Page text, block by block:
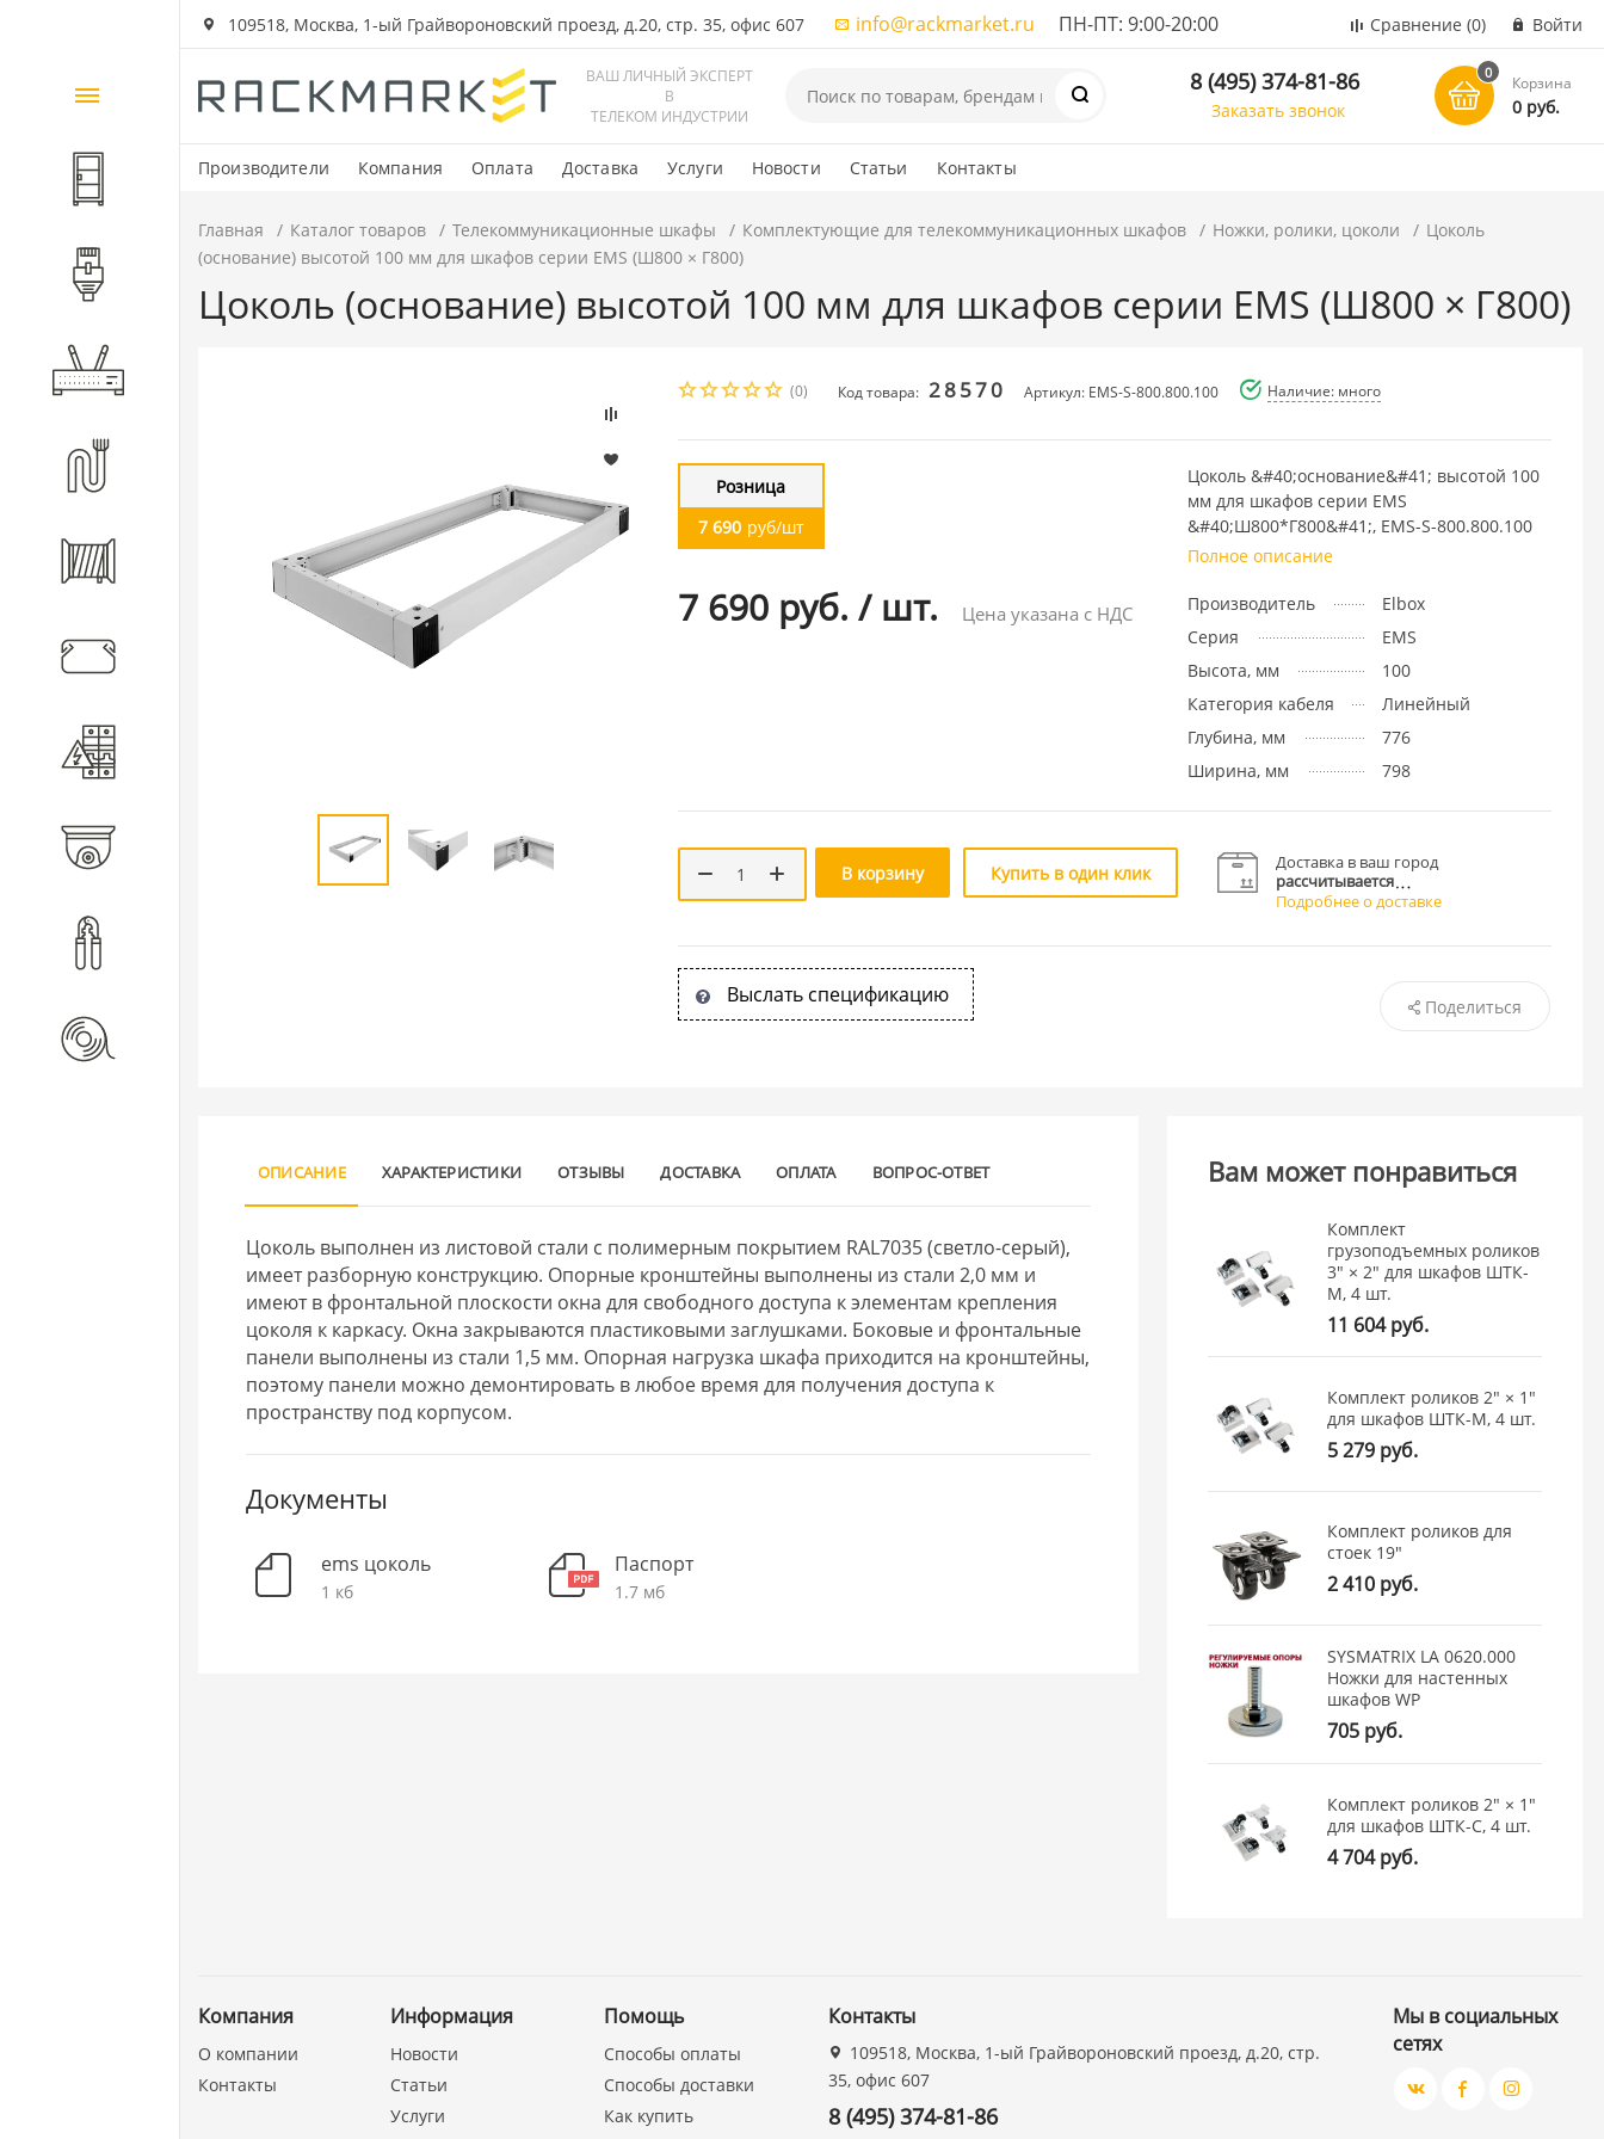
109518, Москва, 1-ый Грайвороновский проезд, д.20, стр. 35, офис 607 info@rackmarket.ru ПН-ПТ: 9:00-20:00 Сравнение (0) Войти
ВАШ ЛИЧНЫЙ ЭКСПЕРТ
В
ТЕЛЕКОМ ИНДУСТРИИ
8 (495) 374-81-86
Заказать звонок
0
Корзина
0 руб.
Производители Компания Оплата Доставка Услуги Новости Статьи Контакты
Каталог
товаров
Шкафы и стойки
Главная Каталог товаров Телекоммуникационные шкафы Комплектующие для телекоммуникационных шкафов Ножки, ролики, цоколи
Цоколь
(основание) высотой 100 мм для шкафов серии EMS (Ш800 × Г800)
Цоколь (основание) высотой 100 мм для шкафов серии EMS (Ш800 × Г800)
(0) Код товара: 28570 Артикул: EMS-S-800.800.100 Наличие: много
Розница
7 690 руб/шт
7 690 руб. / шт. Цена указана с НДС
Цоколь &#40;основание&#41; высотой 100
мм для шкафов серии EMS
&#40;Ш800*Г800&#41;, EMS-S-800.800.100
Полное описание
Производитель
Elbox
Серия
EMS
Высота, мм
100
Категория кабеля
Линейный
Глубина, мм
776
Ширина, мм
798
В корзину Купить в один клик
Доставка в ваш город
рассчитывается
Подробнее о доставке
Выслать спецификацию Поделиться
ОПИСАНИЕ ХАРАКТЕРИСТИКИ ОТЗЫВЫ ДОСТАВКА ОПЛАТА ВОПРОС-ОТВЕТ
Цоколь выполнен из листовой стали с полимерным покрытием RAL7035 (светло-серый),
имеет разборную конструкцию. Опорные кронштейны выполнены из стали 2,0 мм и
имеют в фронтальной плоскости окна для свободного доступа к элементам крепления
цоколя к каркасу. Окна закрываются пластиковыми заглушками. Боковые и фронтальные
панели выполнены из стали 1,5 мм. Опорная нагрузка шкафа приходится на кронштейны,
поэтому панели можно демонтировать в любое время для получения доступа к
пространству под корпусом.
Документы
ems цоколь
1 кб
Паспорт
1.7 мб
Вам может понравиться
Комплект
грузоподъемных роликов
3" × 2" для шкафов ШТК-
М, 4 шт.
11 604 руб.
Комплект роликов 2" × 1"
для шкафов ШТК-М, 4 шт.
5 279 руб.
Комплект роликов для
стоек 19"
2 410 руб.
SYSMATRIX LA 0620.000
Ножки для настенных
шкафов WP
705 руб.
Комплект роликов 2" × 1"
для шкафов ШТК-С, 4 шт.
4 704 руб.
Компания
О компании
Контакты
Информация
Новости
Статьи
Услуги
Помощь
Способы оплаты
Способы доставки
Как купить
Контакты
109518, Москва, 1-ый Грайвороновский проезд, д.20, стр.
35, офис 607
8 (495) 374-81-86
Мы в социальных
сетях